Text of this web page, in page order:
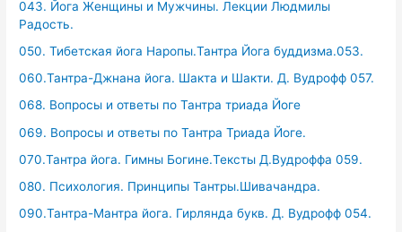
043. Йога Женщины и Мужчины. Лекции Людмилы
Радость.
050. Тибетская йога Наропы.Тантра Йога буддизма.053.
060.Тантра-Джнана йога. Шакта и Шакти. Д. Вудрофф 057.
068. Вопросы и ответы по Тантра триада Йоге
069. Вопросы и ответы по Тантра Триада Йоге.
070.Тантра йога. Гимны Богине.Тексты Д.Вудроффа 059.
080. Психология. Принципы Тантры.Шивачандра.
090.Тантра-Мантра йога. Гирлянда букв. Д. Вудрофф 054.